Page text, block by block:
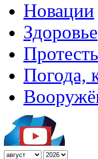
Новации
Здоровье
Погода,